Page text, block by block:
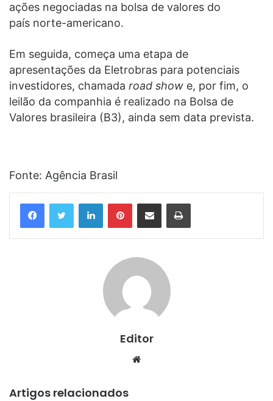
ações negociadas na bolsa de valores do
país norte-americano.
Em seguida, começa uma etapa de
apresentações da Eletrobras para potenciais
investidores, chamada road show e, por fim, o
leilão da companhia é realizado na Bolsa de
Valores brasileira (B3), ainda sem data prevista.
Fonte: Agência Brasil
LinkedinPinterestCompartilhar via e-mail Imprimir
Editor
Website
Artigos relacionados